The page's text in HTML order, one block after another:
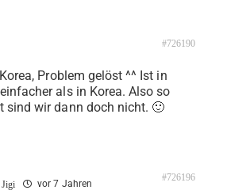
#726190
Problem gelöst ^^ Ist in
als in Korea. Also so
sind wir dann doch nicht. 🙂
Jigi vor 7 Jahren
#726196